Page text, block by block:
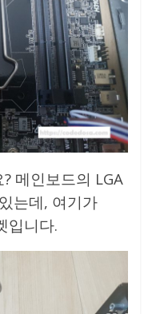
메인보드의 LGA
는데, 여기가
입니다.